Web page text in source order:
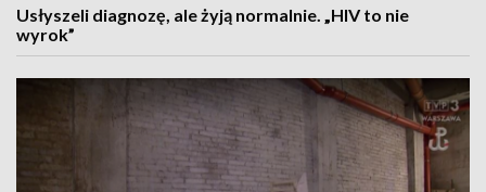
Usłyszeli diagnozę, ale żyją normalnie. „HIV to nie
wyrok”